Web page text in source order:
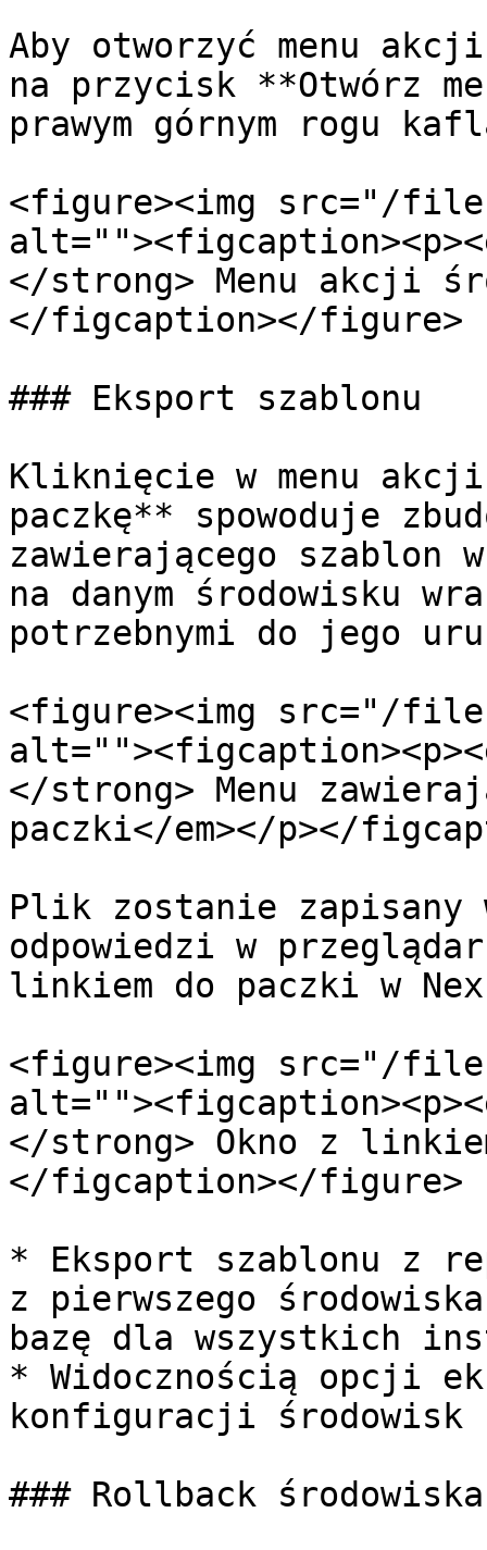
Aby otworzyć menu
na przycisk **Otwórz
prawym górnym rogu
<figure><img src="/
</strong> Menu akcji
</figcaption></figure>
### Eksport szablonu
Kliknięcie w menu
paczkę** spowoduje
zawierającego szablon
na danym środowisku
potrzebnymi do jego
<figure><img src="/
</strong> Menu
paczki</em></p></
Plik zostanie zapisany
odpowiedzi w
linkiem do paczki w
<figure><img src="/files/
</strong> Okno z
</figcaption></figure>
* Eksport szablonu z
z pierwszego
bazę dla wszystkich
* Widocznością opcji
konfiguracji
### Rollback środowiska